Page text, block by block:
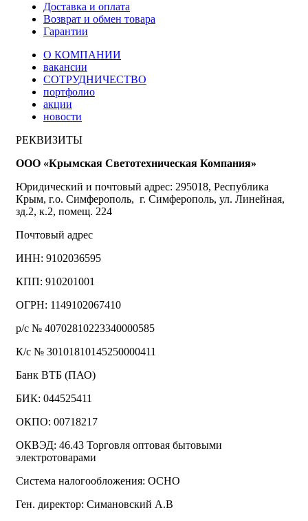
Доставка и оплата
Возврат и обмен товара
Гарантии
О КОМПАНИИ
вакансии
СОТРУДНИЧЕСТВО
портфолио
акции
новости
РЕКВИЗИТЫ
ООО «Крымская Светотехническая Компания»
Юридический и почтовый адрес: 295018, Республика
Крым, г.о. Симферополь, г. Симферополь, ул. Линейная,
зд.2, к.2, помещ. 224
Почтовый адрес
ИНН: 9102036595
КПП: 910201001
ОГРН: 1149102067410
р/с № 40702810223340000585
К/с № 30101810145250000411
Банк ВТБ (ПАО)
БИК: 044525411
ОКПО: 00718217
ОКВЭД: 46.43 Торговля оптовая бытовыми
электротоварами
Система налогообложения: ОСНО
Ген. директор: Симановский А.В